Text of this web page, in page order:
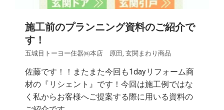
施工前のプランニング資料のご紹介で
す！
五城目トーヨー住器㈱本店 原田 , 玄関まわり商品
佐藤です！！またまた今回も1dayリフォーム商
材の『リシェント』です！今回は施工例ではな
く私からお客様へご提案する際に用いる資料の